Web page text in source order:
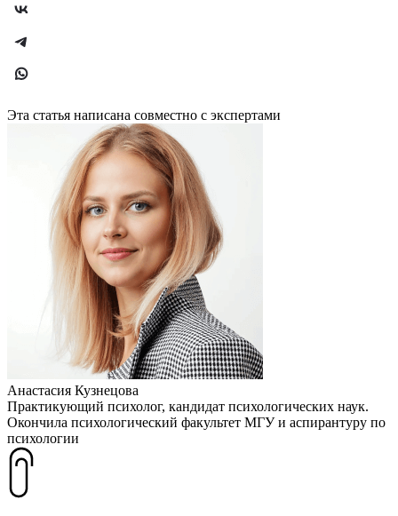
Эта статья написана совместно с экспертами
Анастасия Кузнецова
Практикующий психолог, кандидат психологических наук.
Окончила психологический факультет МГУ и аспирантуру по
психологии